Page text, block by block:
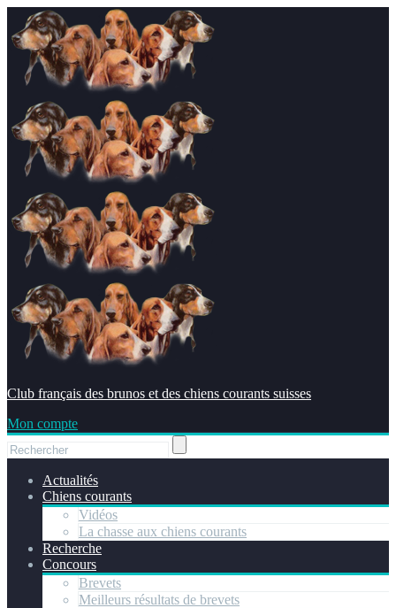
Club français des brunos et des chiens courants suisses
Mon compte
Actualités
Chiens courants
Vidéos
La chasse aux chiens courants
Recherche
Concours
Brevets
Meilleurs résultats de brevets